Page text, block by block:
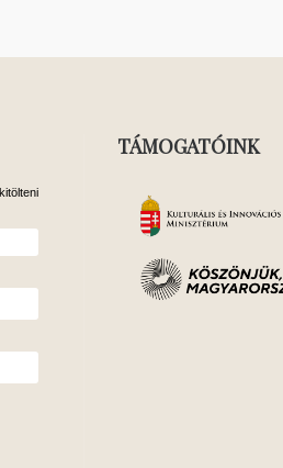
TÁMOGATÓINK